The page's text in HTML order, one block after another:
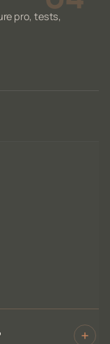
pro, tests,